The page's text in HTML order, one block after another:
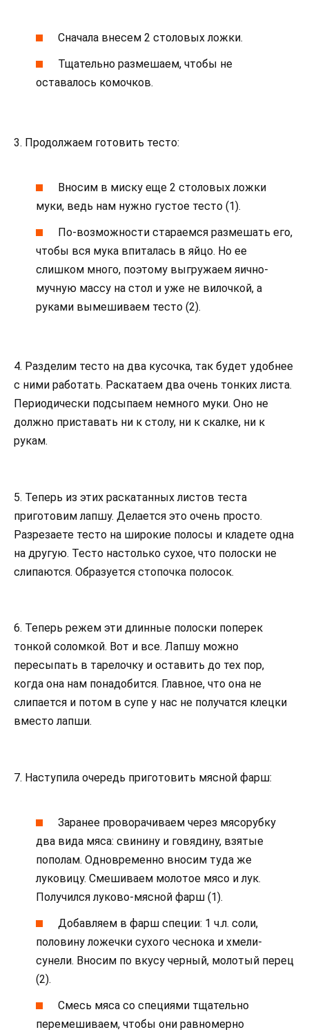
Сначала внесем 2 столовых ложки.
Тщательно размешаем, чтобы не
оставалось комочков.
3. Продолжаем готовить тесто:
Вносим в миску еще 2 столовых ложки
муки, ведь нам нужно густое тесто (1).
По-возможности стараемся размешать его,
чтобы вся мука впиталась в яйцо. Но ее
слишком много, поэтому выгружаем яично-
мучную массу на стол и уже не вилочкой, а
руками вымешиваем тесто (2).
4. Разделим тесто на два кусочка, так будет удобнее
с ними работать. Раскатаем два очень тонких листа.
Периодически подсыпаем немного муки. Оно не
должно приставать ни к столу, ни к скалке, ни к
рукам.
5. Теперь из этих раскатанных листов теста
приготовим лапшу. Делается это очень просто.
Разрезаете тесто на широкие полосы и кладете одна
на другую. Тесто настолько сухое, что полоски не
слипаются. Образуется стопочка полосок.
6. Теперь режем эти длинные полоски поперек
тонкой соломкой. Вот и все. Лапшу можно
пересыпать в тарелочку и оставить до тех пор,
когда она нам понадобится. Главное, что она не
слипается и потом в супе у нас не получатся клецки
вместо лапши.
7. Наступила очередь приготовить мясной фарш:
Заранее проворачиваем через мясорубку
два вида мяса: свинину и говядину, взятые
пополам. Одновременно вносим туда же
луковицу. Смешиваем молотое мясо и лук.
Получился луково-мясной фарш (1).
Добавляем в фарш специи: 1 ч.л. соли,
половину ложечки сухого чеснока и хмели-
сунели. Вносим по вкусу черный, молотый перец
(2).
Смесь мяса со специями тщательно
перемешиваем, чтобы они равномерно